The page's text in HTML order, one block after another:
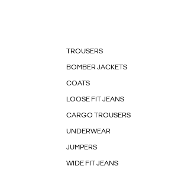
TROUSERS
BOMBER JACKETS
COATS
LOOSE FIT JEANS
CARGO TROUSERS
UNDERWEAR
JUMPERS
WIDE FIT JEANS